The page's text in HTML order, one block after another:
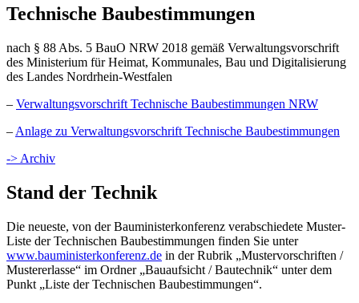
Technische Baubestimmungen
nach § 88 Abs. 5 BauO NRW 2018 gemäß Verwaltungsvorschrift
des Ministerium für Heimat, Kommunales, Bau und Digitalisierung
des Landes Nordrhein-Westfalen
– Verwaltungsvorschrift Technische Baubestimmungen NRW
– Anlage zu Verwaltungsvorschrift Technische Baubestimmungen
-> Archiv
Stand der Technik
Die neueste, von der Bauministerkonferenz verabschiedete Muster-
Liste der Technischen Baubestimmungen finden Sie unter
www.bauministerkonferenz.de in der Rubrik „Mustervorschriften /
Mustererlasse“ im Ordner „Bauaufsicht / Bautechnik“ unter dem
Punkt „Liste der Technischen Baubestimmungen“.